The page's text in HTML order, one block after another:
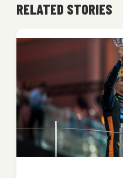
RELATED STORIES